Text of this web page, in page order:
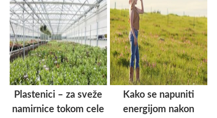
Plastenici – za sveže
namirnice tokom cele
Kako se napuniti
energijom nakon